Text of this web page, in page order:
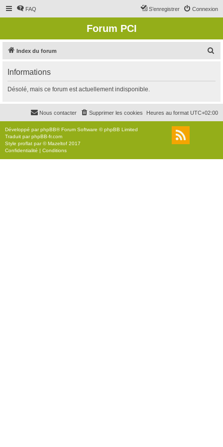
FAQ Connexion
S’enregistrer
Forum PCI
Index du forum
r
c
r
Informations
Désolé, mais ce forum est actuellement indisponible.
Heures au format UTC+02:00
Supprimer les cookies
Nous contacter
Développé parphpBB® Forum Software © phpBB Limited
Traduit parphpBB-fr.com
Style proflat par ©Mazeltof 2017
Confidentialité | Conditions